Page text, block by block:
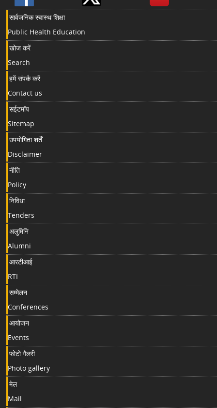
सार्वजनिक स्वास्थ शिक्षा
Public Health Education
खोज करें
Search
हमें संपर्क करें
Contact us
सईटमॉप
Sitemap
उपयोगिता शर्तें
Disclaimer
नीति
Policy
निविधा
Tenders
अलुमिनि
Alumni
आरटीआई
RTI
सम्मेलन
Conferences
आयोजन
Events
फोटो गैलरी
Photo gallery
मेल
Mail